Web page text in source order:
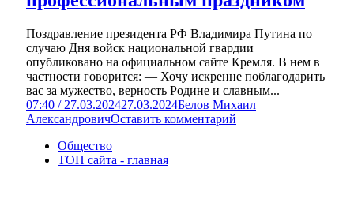
Поздравление президента РФ Владимира Путина по
случаю Дня войск национальной гвардии
опубликовано на официальном сайте Кремля. В нем в
частности говорится: — Хочу искренне поблагодарить
вас за мужество, верность Родине и славным...
07:40 / 27.03.202427.03.2024Белов Михаил
АлександровичОставить комментарий
Общество
ТОП сайта - главная